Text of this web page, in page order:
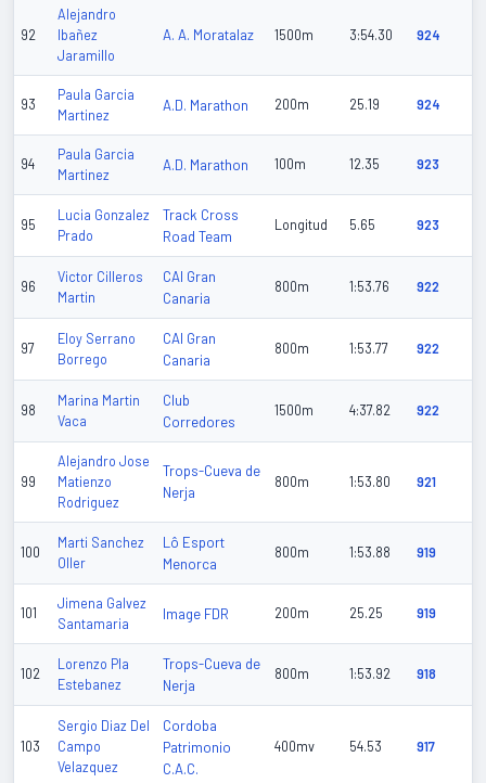
92
Alejandro
Ibañez
Jaramillo
A. A. Moratalaz 1500m 3:54.30 924
93
Paula Garcia
Martinez
A.D. Marathon 200m 25.19 924
94
Paula Garcia
Martinez
A.D. Marathon 100m 12.35 923
95
Lucia Gonzalez
Prado
Track Cross
Road Team
Longitud 5.65 923
96
Victor Cilleros
Martin
CAI Gran
Canaria
800m 1:53.76 922
97
Eloy Serrano
Borrego
CAI Gran
Canaria
800m 1:53.77 922
98
Marina Martin
Vaca
Club
Corredores
1500m 4:37.82 922
99
Alejandro Jose
Matienzo
Rodriguez
Trops-Cueva de
Nerja
800m 1:53.80 921
100
Marti Sanchez
Oller
Lô Esport
Menorca
800m 1:53.88 919
101
Jimena Galvez
Santamaria
Image FDR 200m 25.25 919
102
Lorenzo Pla
Estebanez
Trops-Cueva de
Nerja
800m 1:53.92 918
103
Sergio Diaz Del
Campo
Velazquez
Cordoba
Patrimonio
C.A.C.
400mv 54.53 917